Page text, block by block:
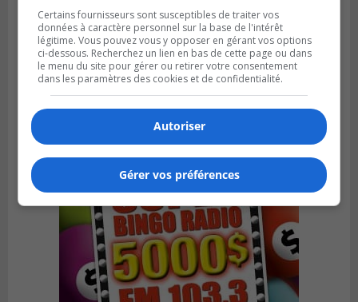
SAINT-BRUNO-DE-MONTARVILLE
Publié le 2 août 2026 à 08h06
La Fête des parcs est de retour à Saint-
Bruno
Certains fournisseurs sont susceptibles de traiter vos
données à caractère personnel sur la base de l'intérêt
légitime. Vous pouvez vous y opposer en gérant vos options
ci-dessous. Recherchez un lien en bas de cette page ou dans
le menu du site pour gérer ou retirer votre consentement
dans les paramètres des cookies et de confidentialité.
Autoriser
Gérer vos préférences